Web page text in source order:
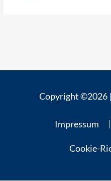
Copyright ©2026
Impressum
Cookie-